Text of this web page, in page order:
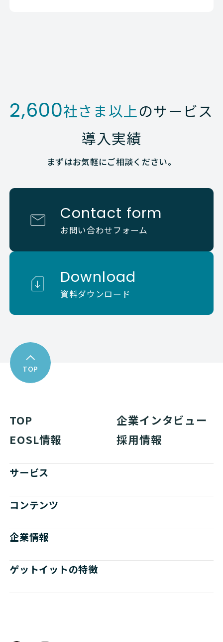
2,600社さま以上のサービス
導入実績
まずはお気軽にご相談ください。
Contact form
お問い合わせフォーム
Download
資料ダウンロード
TOP
TOP
企業インタビュー
EOSL情報
採用情報
サービス
コンテンツ
企業情報
ゲットイットの特徴